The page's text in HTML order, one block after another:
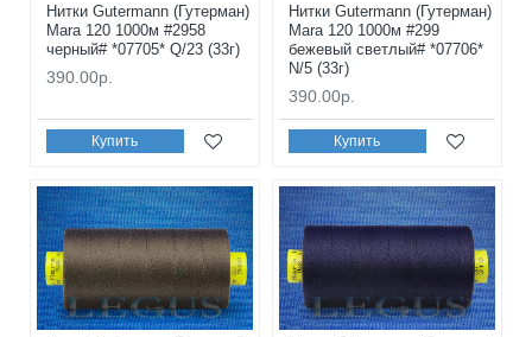
Нитки Gutermann (Гутерман)
Mara 120 1000м #2958
черный# *07705* Q/23 (33г)
390.00р.
Купить
Нитки Gutermann (Гутерман)
Mara 120 1000м #299
бежевый светлый# *07706*
N/5 (33г)
390.00р.
Купить